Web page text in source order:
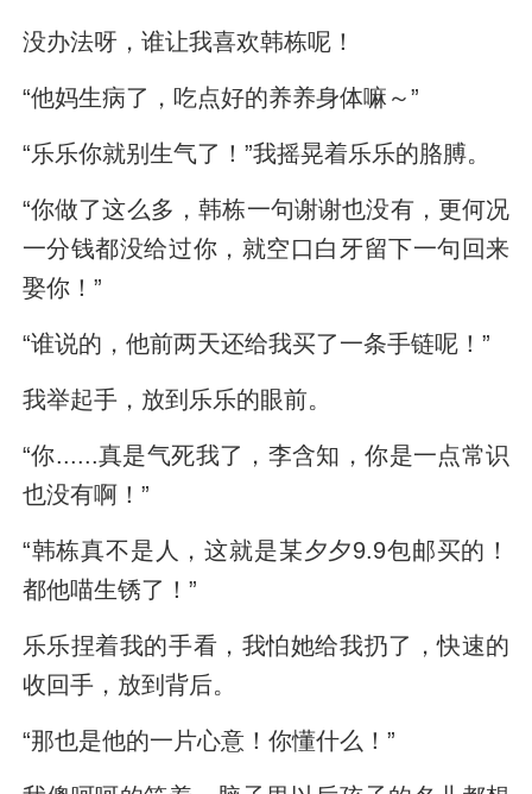
没办法呀，谁让我喜欢韩栋呢！
“他妈生病了，吃点好的养养身体嘛～”
“乐乐你就别生气了！”我摇晃着乐乐的胳膊。
“你做了这么多，韩栋一句谢谢也没有，更何况
一分钱都没给过你，就空口白牙留下一句回来
娶你！”
“谁说的，他前两天还给我买了一条手链呢！”
我举起手，放到乐乐的眼前。
“你......真是气死我了，李含知，你是一点常识
也没有啊！”
“韩栋真不是人，这就是某夕夕9.9包邮买的！
都他喵生锈了！”
乐乐捏着我的手看，我怕她给我扔了，快速的
收回手，放到背后。
“那也是他的一片心意！你懂什么！”